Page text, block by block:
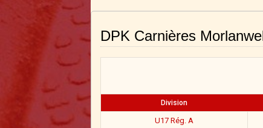
DPK Carnières
Division
U17 Rég. A